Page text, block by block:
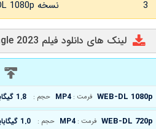
3 نسخه WEB-DL 1080p زبان اصلی
لینک های دانلود فیلم The Beast in the Jungle 2023
WEB-DL 1080p فرمت : MP4 حجم : 1.8 گیگابایت
WEB-DL 720p فرمت : MP4 حجم : 1.0 گیگابایت